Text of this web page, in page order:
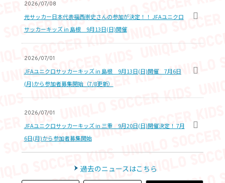
2026/07/08
元サッカー日本代表福西崇史さんの参加が決定！！ JFAユニクロ
サッカーキッズ in 島根 9月13日(日)開催
2026/07/01
JFAユニクロサッカーキッズ in 島根 9月13日(日)開催 7月6日
(月)から参加者募集開始（7/8更新）
2026/07/01
JFAユニクロサッカーキッズ in 三重 9月20日(日)開催決定！ 7月
6日(月)から参加者募集開始
過去のニュースはこちら